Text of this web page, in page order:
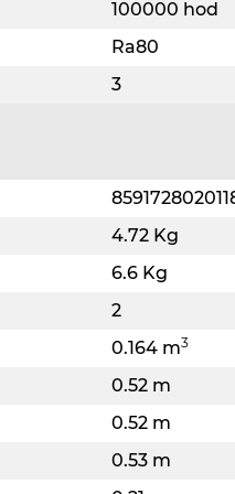
100000 hod
Ra80
3
4.72 Kg
6.6 Kg
2
0.164 m3
0.52 m
0.52 m
0.53 m